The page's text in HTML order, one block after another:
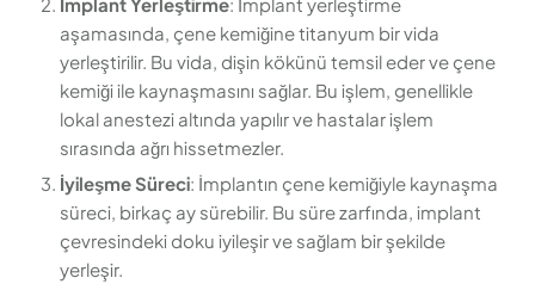
aşamasında, çene kemiğine titanyum bir vida
yerleştirilir. Bu vida, dişin kökünü temsil eder ve çene
kemiği ile kaynaşmasını sağlar. Bu işlem, genellikle
lokal anestezi altında yapılır ve hastalar işlem
sırasında ağrı hissetmezler.
İyileşme Süreci: İmplantın çene kemiğiyle kaynaşma
süreci, birkaç ay sürebilir. Bu süre zarfında, implant
çevresindeki doku iyileşir ve sağlam bir şekilde
yerleşir.